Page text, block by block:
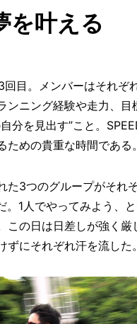
を叶える
目。メンバーはそれぞ
ンニング経験や走力、
分を見出す”こと。
めの貴重な時間である。
た3つのグループがそ
1人でやってみよう、
この日は日差しが強く
にそれぞれ汗を流した。